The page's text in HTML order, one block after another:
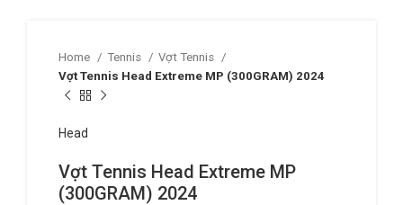
Home Tennis
Vợt Tennis
Vợt Tennis Head Extreme MP (300GRAM) 2024
Head
Vợt Tennis Head Extreme MP
(300GRAM) 2024